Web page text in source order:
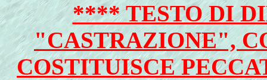
**** TESTO DI
"CASTRAZIONE",
COSTITUISCE